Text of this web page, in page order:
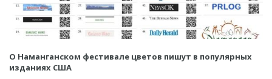
О Наманганском фестивале цветов пишут в популярных
изданиях США